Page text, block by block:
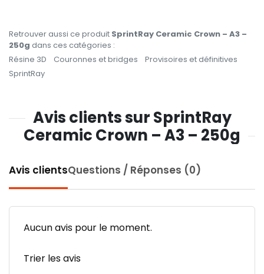
Retrouver aussi ce produit SprintRay Ceramic Crown – A3 –
250g dans ces catégories :
Résine 3D
Couronnes et bridges
Provisoires et définitives
SprintRay
Avis clients sur SprintRay
Ceramic Crown – A3 – 250g
Avis clientsQuestions / Réponses (0)
Aucun avis pour le moment.
Trier les avis